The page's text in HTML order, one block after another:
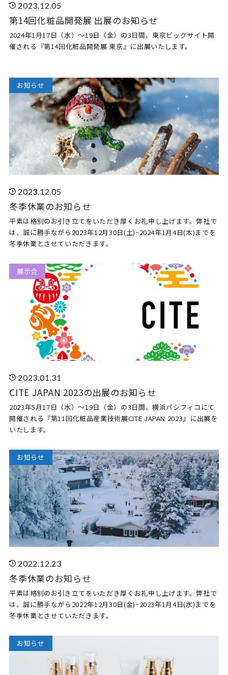
2023.12.05
第14回化粧品開発展 出展のお知らせ
2024年1月17日（水）～19日（金）の3日間、東京ビッグサイト開
催される『第14回化粧品開発展 東京』に出展いたします。
2023.12.05
冬季休業のお知らせ
平素は格別のお引き立てをいただき厚くお礼申し上げます。弊社で
は、誠に勝手ながら2023年12月30日(土)~2024年1月4日(木)までを
冬季休業とさせていただきます。
お知らせ
2023.01.31
CITE JAPAN 2023の出展のお知らせ
2023年5月17日（水）～19日（金）の3日間、横浜パシフィコにて
開催される『第11回化粧品産業技術展CITE JAPAN 2023』に出展を
いたします。
展示会
2022.12.23
冬季休業のお知らせ
平素は格別のお引き立てをいただき厚くお礼申し上げます。弊社で
は、誠に勝手ながら2022年12月30日(金)~2023年1月4日(水)までを
冬季休業とさせていただきます。
お知らせ
お知らせ